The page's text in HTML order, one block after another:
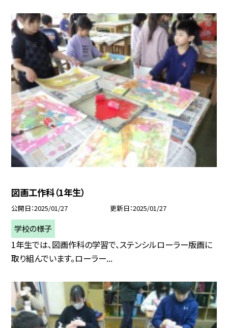
図画工作科（1年生）
公開日 2025/01/27 更新日 2025/01/27
学校の様子
1年生では、図画作科の学習で、ステンシルローラー版画に
取り組んでいます。ローラー...